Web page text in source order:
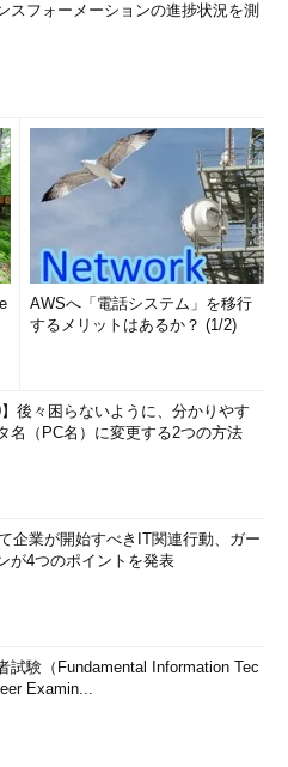
スフォーメーションの進捗状況を測
AWSへ「電話システム」を移行
するメリットはあるか？ (1/2)
】後々困らないように、分かりやす
名（PC名）に変更する2つの方法
企業が開始すべきIT関連行動、ガー
が4つのポイントを発表
試験（Fundamental Information Tec
Examin...